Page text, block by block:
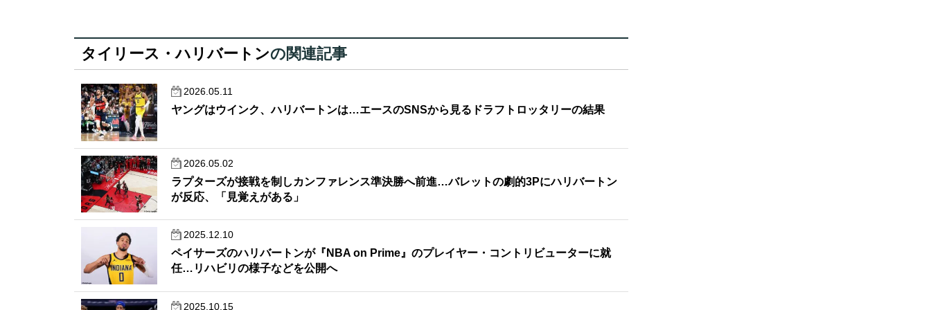
タイリース・ハリバートンの関連記事
2026.05.11
ヤングはウインク、ハリバートンは…エースのSNSから見るドラフトロッタリーの結果
2026.05.02
ラプターズが接戦を制しカンファレンス準決勝へ前進…バレットの劇的3Pにハリバートン
が反応、「見覚えがある」
2025.12.10
ペイサーズのハリバートンが『NBA on Prime』のプレイヤー・コントリビューターに就
任…リハビリの様子などを公開へ
2025.10.15